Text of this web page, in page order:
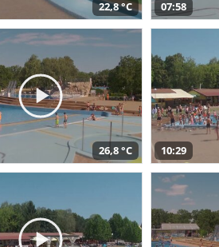
22,8 °C 07:58
26,8 °C 10:29